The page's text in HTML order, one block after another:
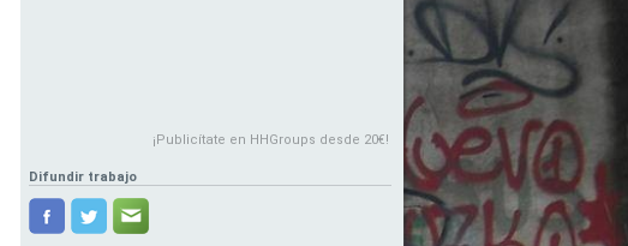
¡Publicítate en HHGroups desde 20€!
Difundir trabajo